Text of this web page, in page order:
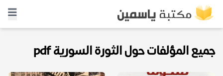
جميع المؤلفات حول الثورة السورية pdf